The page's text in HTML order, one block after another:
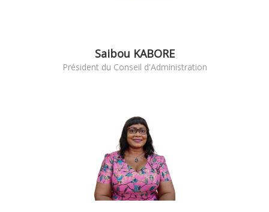
Saibou KABORE
Président du Conseil d'Administration